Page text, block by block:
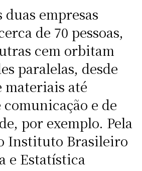
duas empresas
de 70 pessoas,
cem orbitam
paralelas, desde
materiais até
comunicação e de
por exemplo. Pela
Instituto Brasileiro
e Estatística